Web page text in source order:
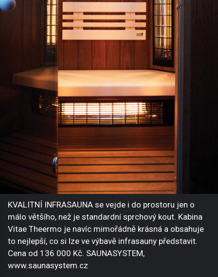
KVALITNÍ INFRASAUNA se vejde i do prostoru jen o
málo většího, než je standardní sprchový kout. Kabina
Vitae Theermo je navíc mimořádně krásná a obsahuje
to nejlepší, co si lze ve výbavě infrasauny představit.
Cena od 136 000 Kč. SAUNASYSTEM,
www.saunasystem.cz